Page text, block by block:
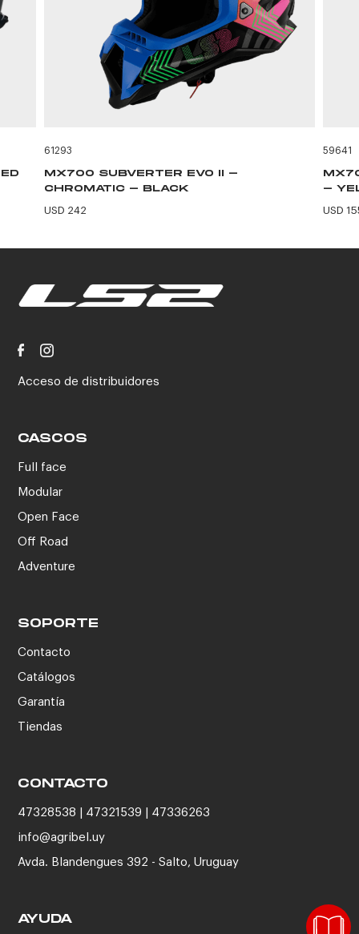
61293
MX700 SUBVERTER EVO II -
CHROMATIC - BLACK
USD 242
59641
-
USD
Acceso de distribuidores
CASCOS
Full face
Modular
Open Face
Off Road
Adventure
SOPORTE
Contacto
Catálogos
Garantía
Tiendas
CONTACTO
47328538 | 47321539 | 47336263
info@agribel.uy
Avda. Blandengues 392 - Salto, Uruguay
AYUDA